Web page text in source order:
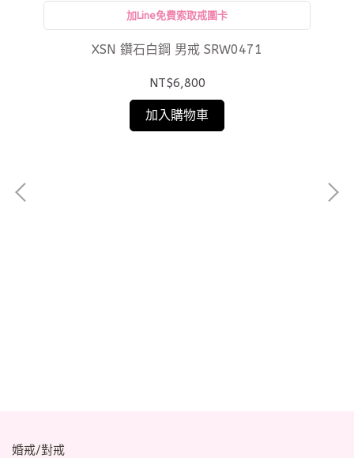
加Line免費索取戒圍卡
XSN 鑽石白鋼 男戒 SRW0471
NT$6,800
加入購物車
婚戒/對戒